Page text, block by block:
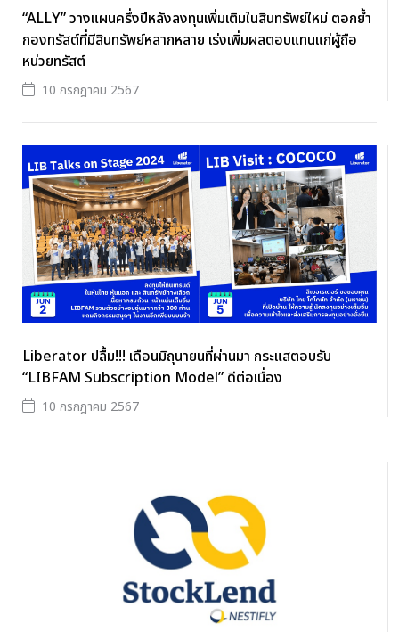
“ALLY” วางแผนครึ่งปีหลังลงทุนเพิ่มเติมในสินทรัพย์ใหม่ ตอกย้ำ
กองทรัสต์ที่มีสินทรัพย์หลากหลาย เร่งเพิ่มผลตอบแทนแก่ผู้ถือ
หน่วยทรัสต์
10 กรกฎาคม 2567
Liberator ปลื้ม!!! เดือนมิถุนายนที่ผ่านมา กระแสตอบรับ
“LIBFAM Subscription Model” ดีต่อเนื่อง
10 กรกฎาคม 2567